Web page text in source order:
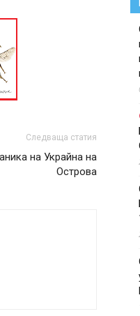
Следваща статия
на Украйна на
Острова